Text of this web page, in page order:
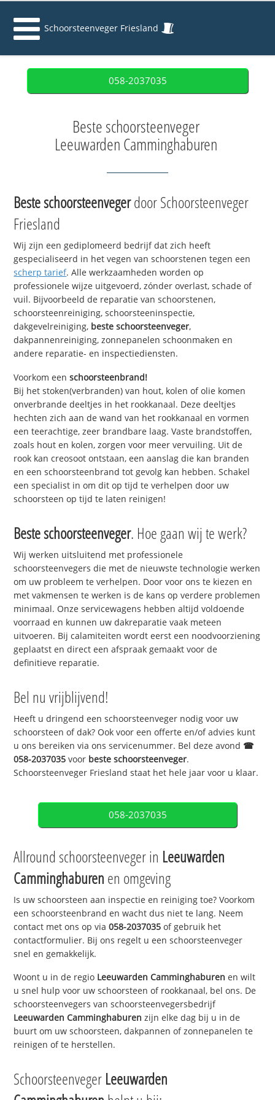
Schoorsteenveger Friesland
058-2037035
Beste schoorsteenveger
Leeuwarden Camminghaburen
Beste schoorsteenvegerdoor Schoorsteenveger
Friesland
Wij zijn een gediplomeerd bedrijf dat zich heeft
gespecialiseerd in het vegen van schoorstenen tegen een
scherp tarief. Alle werkzaamheden worden op
professionele wijze uitgevoerd, zónder overlast, schade of
vuil. Bijvoorbeeld de reparatie van schoorstenen,
schoorsteenreiniging, schoorsteeninspectie,
dakgevelreiniging, beste schoorsteenveger,
dakpannenreiniging, zonnepanelen schoonmaken en
andere reparatie- en inspectiediensten.
Voorkom eenschoorsteenbrand!
Bij het stoken(verbranden) van hout, kolen of olie komen
onverbrande deeltjes in het rookkanaal. Deze deeltjes
hechten zich aan de wand van het rookkanaal en vormen
een teerachtige, zeer brandbare laag. Vaste brandstoffen,
zoals hout en kolen, zorgen voor meer vervuiling. Uit de
rook kan creosoot ontstaan, een aanslag die kan branden
en een schoorsteenbrand tot gevolg kan hebben. Schakel
een specialist in om dit op tijd te verhelpen door uw
schoorsteen op tijd te laten reinigen!
Beste schoorsteenveger. Hoe gaan wij te werk?
Wij werken uitsluitend met professionele
schoorsteenvegers die met de nieuwste technologie werken
om uw probleem te verhelpen. Door voor ons te kiezen en
met vakmensen te werken is de kans op verdere problemen
minimaal. Onze servicewagens hebben altijd voldoende
voorraad en kunnen uw dakreparatie vaak meteen
uitvoeren. Bij calamiteiten wordt eerst een noodvoorziening
geplaatst en direct een afspraak gemaakt voor de
definitieve reparatie.
Bel nu vrijblijvend!
Heeft u dringend een schoorsteenveger nodig voor uw
schoorsteen of dak? Ook voor een offerte en/of advies kunt
u ons bereiken via ons servicenummer. Bel deze avond ☎
058-2037035 voor beste schoorsteenveger.
Schoorsteenveger Friesland staat het hele jaar voor u klaar.
058-2037035
Allround schoorsteenveger in Leeuwarden
Camminghaburen en omgeving
Is uw schoorsteen aan inspectie en reiniging toe? Voorkom
een schoorsteenbrand en wacht dus niet te lang. Neem
contact met ons op via058-2037035 of gebruik het
contactformulier. Bij ons regelt u een schoorsteenveger
snel en gemakkelijk.
Woont u in de regio Leeuwarden Camminghaburen en wilt
u snel hulp voor uw schoorsteen of rookkanaal, bel ons. De
schoorsteenvegers van schoorsteenvegersbedrijf
Leeuwarden Camminghaburen zijn elke dag bij u in de
buurt om uw schoorsteen, dakpannen of zonnepanelen te
reinigen of te herstellen.
Schoorsteenveger Leeuwarden